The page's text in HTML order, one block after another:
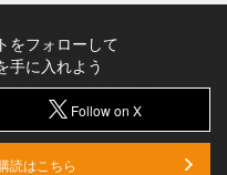
をフォローして
手に入れよう
Follow on X
読はこちら